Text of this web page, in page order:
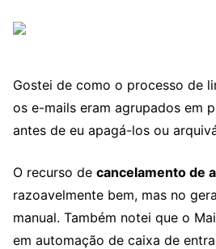
Gostei de como o processo de
os e-mails eram agrupados em
antes de eu apagá-los ou
O recurso de cancelamento de
razoavelmente bem, mas no
manual. Também notei que o
em automação de caixa de